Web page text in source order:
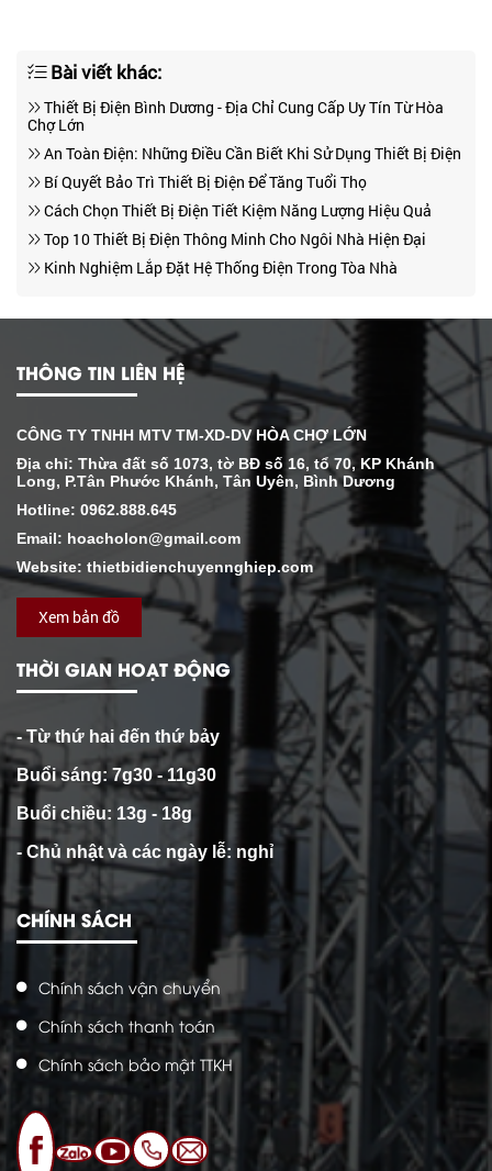
Bài viết khác:
Thiết Bị Điện Bình Dương - Địa Chỉ Cung Cấp Uy Tín Từ Hòa
Chợ Lớn
An Toàn Điện: Những Điều Cần Biết Khi Sử Dụng Thiết Bị Điện
Bí Quyết Bảo Trì Thiết Bị Điện Để Tăng Tuổi Thọ
Cách Chọn Thiết Bị Điện Tiết Kiệm Năng Lượng Hiệu Quả
Top 10 Thiết Bị Điện Thông Minh Cho Ngôi Nhà Hiện Đại
Kinh Nghiệm Lắp Đặt Hệ Thống Điện Trong Tòa Nhà
Biểu Giá Bán Lẻ Điện
THÔNG TIN LIÊN HỆ
CÔNG TY TNHH MTV TM-XD-DV HÒA CHỢ LỚN
Địa chỉ: Thừa đất số 1073, tờ BĐ số 16, tổ 70, KP Khánh
Long, P.Tân Phước Khánh, Tân Uyên, Bình Dương
Hotline: 0962.888.645
Email: hoacholon@gmail.com
Website: thietbidienchuyennghiep.com
Xem bản đồ
THỜI GIAN HOẠT ĐỘNG
- Từ thứ hai đến thứ bảy
Buổi sáng: 7g30 - 11g30
Buổi chiều: 13g - 18g
- Chủ nhật và các ngày lễ: nghỉ
CHÍNH SÁCH
Chính sách vận chuyển
Chính sách thanh toán
Chính sách bảo mật TTKH